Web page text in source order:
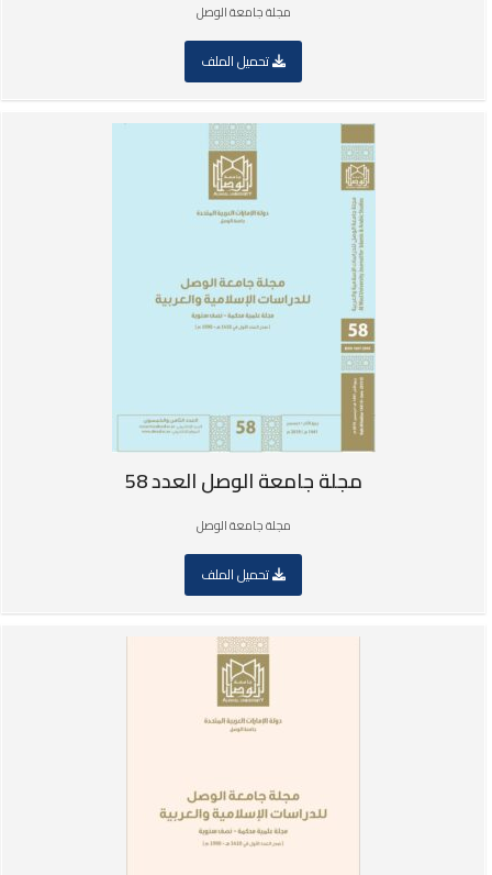
مجلة جامعة الوصل
تحميل الملف
مجلة جامعة الوصل العدد 58
مجلة جامعة الوصل
تحميل الملف